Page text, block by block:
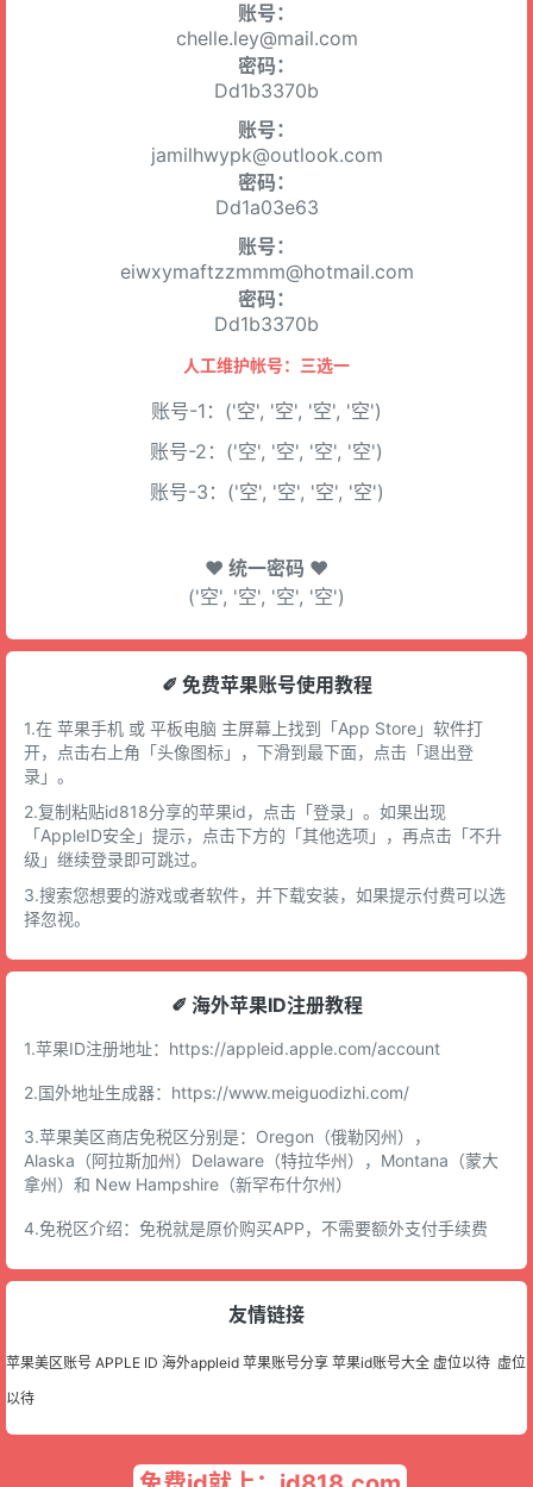
账号：
chelle.ley@mail.com
密码：
Dd1b3370b
账号：
jamilhwypk@outlook.com
密码：
Dd1a03e63
账号：
eiwxymaftzzmmm@hotmail.com
密码：
Dd1b3370b
人工维护帐号：三选一
账号-1：('空', '空', '空', '空')
账号-2：('空', '空', '空', '空')
账号-3：('空', '空', '空', '空')
♥ 统一密码 ♥
('空', '空', '空', '空')
✐ 免费苹果账号使用教程
1.在 苹果手机 或 平板电脑 主屏幕上找到「App Store」软件打
开，点击右上角「头像图标」，下滑到最下面，点击「退出登
录」。
2.复制粘贴id818分享的苹果id，点击「登录」。如果出现
「AppleID安全」提示，点击下方的「其他选项」，再点击「不升
级」继续登录即可跳过。
3.搜索您想要的游戏或者软件，并下载安装，如果提示付费可以选
择忽视。
✐ 海外苹果ID注册教程
1.苹果ID注册地址： https://appleid.apple.com/account
2.国外地址生成器： https://www.meiguodizhi.com/
3.苹果美区商店免税区分别是：Oregon（俄勒冈州），
Alaska（阿拉斯加州）Delaware（特拉华州），Montana（蒙大
拿州）和 New Hampshire（新罕布什尔州）
4.免税区介绍：免税就是原价购买APP，不需要额外支付手续费
友情链接
苹果美区账号 APPLE ID 海外appleid 苹果账号分享 苹果id账号大全 虚位以待 虚位
以待